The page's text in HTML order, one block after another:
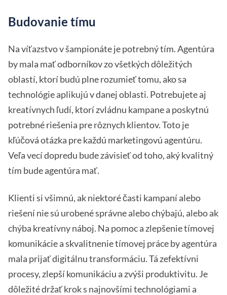
Budovanie tímu
Na víťazstvo v šampionáte je potrebný tím. Agentúra
by mala mať odborníkov zo všetkých dôležitých
oblastí, ktorí budú plne rozumieť tomu, ako sa
technológie aplikujú v danej oblasti. Potrebujete aj
kreatívnych ľudí, ktorí zvládnu kampane a poskytnú
potrebné riešenia pre rôznych klientov. Toto je
kľúčová otázka pre každú marketingovú agentúru.
Veľa vecí dopredu bude závisieť od toho, aký kvalitný
tím bude agentúra mať.
Klienti si všimnú, ak niektoré časti kampaní alebo
riešení nie sú urobené správne alebo chýbajú, alebo ak
chýba kreatívny náboj. Na pomoc a zlepšenie tímovej
komunikácie a skvalitnenie tímovej práce by agentúra
mala prijať digitálnu transformáciu. Tá zefektívni
procesy, zlepší komunikáciu a zvýši produktivitu. Je
dôležité držať krok s najnovšími technológiami a